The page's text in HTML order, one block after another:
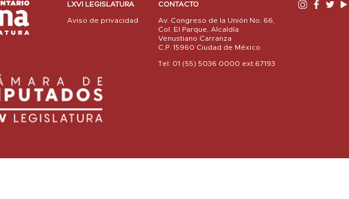
LXVI LEGISLATURA
Aviso de privacidad
CONTACTO
Av. Congreso de la Unión No. 66,
Col. El Parque, Alcaldía
Venustiano Carranza
C.P. 15960 Ciudad de México
Tel: 01 (55) 5036 0000 ext.67193